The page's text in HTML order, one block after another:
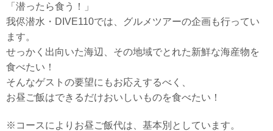
「潜ったら食う！」
我侭潜水・DIVE110では、グルメツアーの企画も行ってい
ます。
せっかく出向いた海辺、その地域でとれた新鮮な海産物を
食べたい！
そんなゲストの要望にもお応えするべく、
お昼ご飯はできるだけおいしいものを食べたい！
※コースによりお昼ご飯代は、基本別としています。